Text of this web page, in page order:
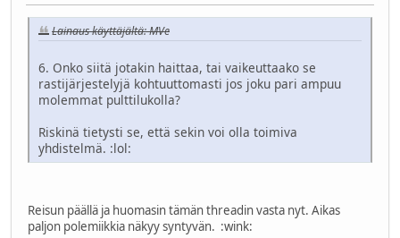
Lainaus käyttäjältä: MVe
6. Onko siitä jotakin haittaa, tai vaikeuttaako se
rastijärjestelyjä kohtuuttomasti jos joku pari ampuu
molemmat pulttilukolla?
Riskinä tietysti se, että sekin voi olla toimiva
yhdistelmä. :lol:
Reisun päällä ja huomasin tämän threadin vasta nyt. Aikas
paljon polemiikkia näkyy syntyvän. :wink: